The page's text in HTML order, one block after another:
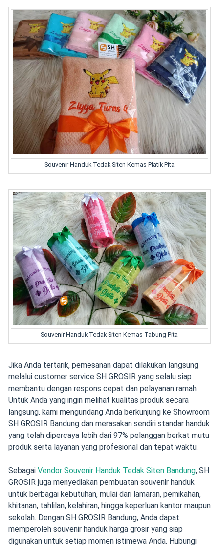
Souvenir Handuk Tedak Siten Kemas Platik Pita
Souvenir Handuk Tedak Siten Kemas Tabung Pita
Jika Anda tertarik, pemesanan dapat dilakukan langsung
melalui customer service SH GROSIR yang selalu siap
membantu dengan respons cepat dan pelayanan ramah.
Untuk Anda yang ingin melihat kualitas produk secara
langsung, kami mengundang Anda berkunjung ke Showroom
SH GROSIR Bandung dan merasakan sendiri standar handuk
yang telah dipercaya lebih dari 97% pelanggan berkat mutu
produk serta layanan yang profesional dan tepat waktu.
Sebagai Vendor Souvenir Handuk Tedak Siten Bandung, SH
GROSIR juga menyediakan pembuatan souvenir handuk
untuk berbagai kebutuhan, mulai dari lamaran, pernikahan,
khitanan, tahlilan, kelahiran, hingga keperluan kantor maupun
sekolah. Dengan SH GROSIR Bandung, Anda dapat
memperoleh souvenir handuk harga grosir yang siap
digunakan untuk setiap momen istimewa Anda. Hubungi